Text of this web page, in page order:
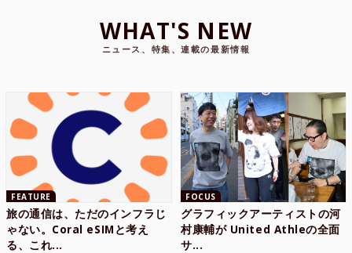
WHAT'S NEW
ニュース、特集、連載の最新情報
FEATURE
旅の通信は、ただのインフラじ
ゃない。Coral eSIMと考え
る、これ...
FOCUS
グラフィックアーティストの河
村康輔が United Athleの全面
サ...